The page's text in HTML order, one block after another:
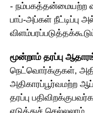
- நம்பகத்தன்மையற்ற
பாப்-அப்கள் நீட்டிப்பு
மூன்றாம் தரப்பு
நெட்வொர்க்குகள்,
அதிகாரப்பூர்வமற்ற
தரப்பு